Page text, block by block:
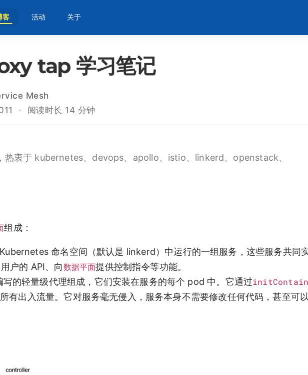
客 活动 关于
tap 学习笔记
Mesh
阅读时长 14 分钟
热衷于 kubernetes、devops、apollo、istio、linkerd、openstack、
组成：
命名空间（默认是 linkerd）中运行的一组服务，这些服务共同
户的 API、向数据平面提供控制指令等功能。
的轻量级代理组成，它们安装在服务的每个 pod 中。它通过
有出入流量。它对服务毫无侵入，服务本身不需要修改任何代码，甚至可